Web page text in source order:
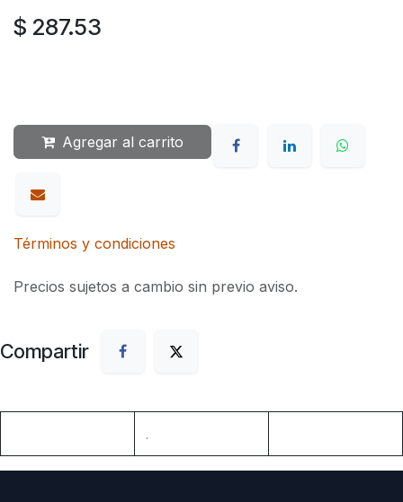
$ 287.53
Agregar al carrito
Términos y condiciones
Precios sujetos a cambio sin previo aviso.
Compartir
.